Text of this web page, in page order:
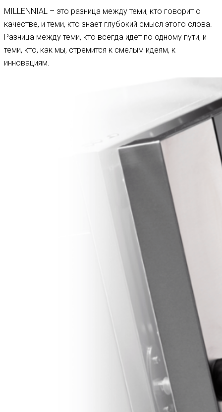
MILLENNIAL – это разница между теми, кто говорит о
качестве, и теми, кто знает глубокий смысл этого слова.
Разница между теми, кто всегда идет по одному пути, и
теми, кто, как мы, стремится к смелым идеям, к
инновациям.